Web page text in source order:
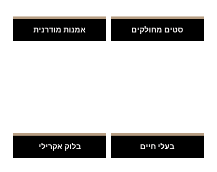
סטים מחולקים אמנות מודרנית
בעלי חיים בלוק אקרילי